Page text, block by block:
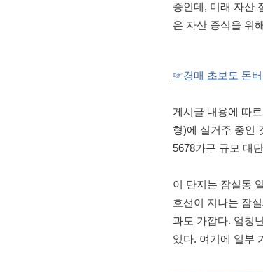
중인데, 미래 자산
은 자산 증식을 위
☞경매 초보도 돈
게시글 내용에 따
형)에 실거주 중인
5678가구 규모 대
이 단지는 잠실동
호선이 지나는 잠
과도 가깝다. 엄청
있다. 여기에 일부